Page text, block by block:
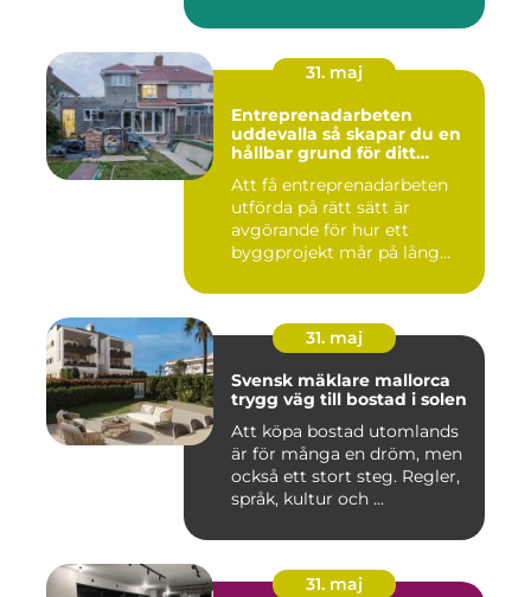
31. maj
Entreprenadarbeten
uddevalla så skapar du en
hållbar grund för ditt
Att få entreprenadarbeten
utförda på rätt sätt är
avgörande för hur ett
byggprojekt mår på lång
31. maj
Svensk mäklare mallorca
trygg väg till bostad i solen
Att köpa bostad utomlands
är för många en dröm, men
också ett stort steg. Regler,
språk, kultur och ...
31. maj